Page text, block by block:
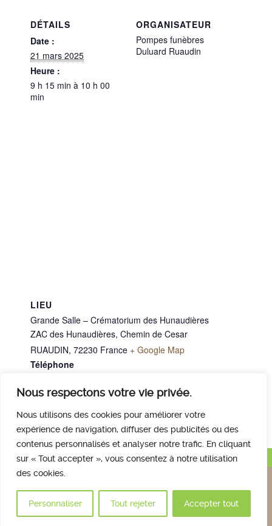
Nous respectons votre vie privée.
Nous utilisons des cookies pour améliorer votre
expérience de navigation, diffuser des publicités ou des
contenus personnalisés et analyser notre trafic. En cliquant
sur « Tout accepter », vous consentez à notre utilisation
des cookies.
Personnaliser Tout rejeter Accepter tout
DÉTAILS
Date :
21 mars 2025
Heure :
9 h 15 min à 10 h 00
min
ORGANISATEUR
Pompes funèbres
Duluard Ruaudin
LIEU
Grande Salle – Crématorium des Hunaudières
ZAC des Hunaudières, Chemin de Cesar
RUAUDIN, 72230 France + Google Map
Téléphone
Mme JAMEUX Jacqueline Mme TORCHE Jeanine
Haut de page
Nous contacter
Plan et accès
Mentions légales
© 2017 Crématorium des Hunaudières